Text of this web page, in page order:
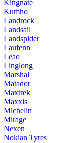
Kingnate
Kumho
Landrock
Landsail
Landspider
Laufenn
Leao
Linglong
Marshal
Matador
Maxtrek
Maxxis
Michelin
Mirage
Nexen
Nokian Tyres